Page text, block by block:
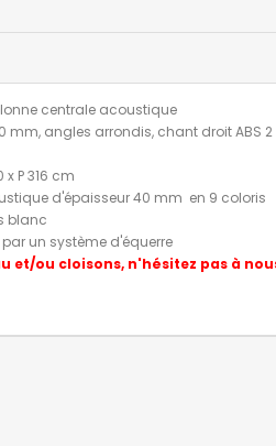
centrale acoustique
mm, angles arrondis, chant droit ABS
P 316 cm
d'épaisseur 40 mm en 9 coloris
blanc
un système d'équerre
et/ou cloisons, n'hésitez pas à